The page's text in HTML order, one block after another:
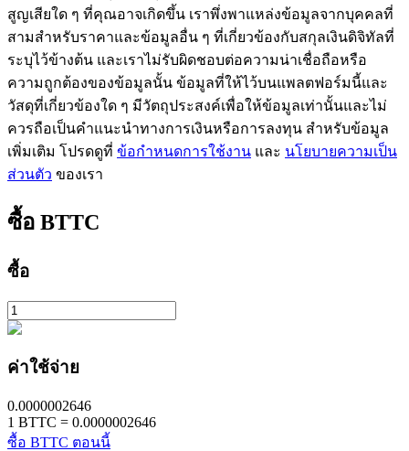
ลงทุนอัตโนมัติ
คว้าผลกำไรระยะยาวและผลประโยชน์ที่ยืดหยุ่น
Bitrue
สูญเสียใด ๆ ที่คุณอาจเกิดขึ้น เราพึ่งพาแหล่งข้อมูลจากบุคคลที่
สามสำหรับราคาและข้อมูลอื่น ๆ ที่เกี่ยวข้องกับสกุลเงินดิจิทัลที่
ระบุไว้ข้างต้น และเราไม่รับผิดชอบต่อความน่าเชื่อถือหรือ
ความถูกต้องของข้อมูลนั้น ข้อมูลที่ให้ไว้บนแพลตฟอร์มนี้และ
วัสดุที่เกี่ยวข้องใด ๆ มีวัตถุประสงค์เพื่อให้ข้อมูลเท่านั้นและไม่
ควรถือเป็นคำแนะนำทางการเงินหรือการลงทุน สำหรับข้อมูล
เพิ่มเติม โปรดดูที่ ข้อกำหนดการใช้งาน และ นโยบายความเป็น
ส่วนตัว ของเรา
ซื้อ BTTC
ซื้อ
ค่าใช้จ่าย
0.0000002646
1 BTTC = 0.0000002646
ซื้อ BTTC ตอนนี้